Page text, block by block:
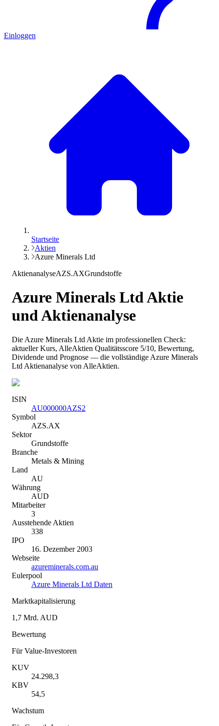
Einloggen
Startseite
Aktien
Azure Minerals Ltd
AktienanalyseAZS.AXGrundstoffe
Azure Minerals LtdAktie
und Aktienanalyse
Die Azure Minerals Ltd Aktie im professionellen Check:
aktueller Kurs, AlleAktien Qualitätsscore 5/10, Bewertung,
Dividende und Prognose — die vollständige Azure Minerals
Ltd Aktienanalyse von AlleAktien.
ISIN
AU000000AZS2
Symbol
AZS.AX
Sektor
Grundstoffe
Branche
Metals & Mining
Land
AU
Währung
AUD
Mitarbeiter
3
Ausstehende Aktien
338
IPO
16. Dezember 2003
Webseite
azureminerals.com.au
Eulerpool
Azure Minerals Ltd Daten
Marktkapitalisierung
1,7 Mrd. AUD
Bewertung
Für Value-Investoren
KUV
24.298,3
KBV
54,5
Wachstum